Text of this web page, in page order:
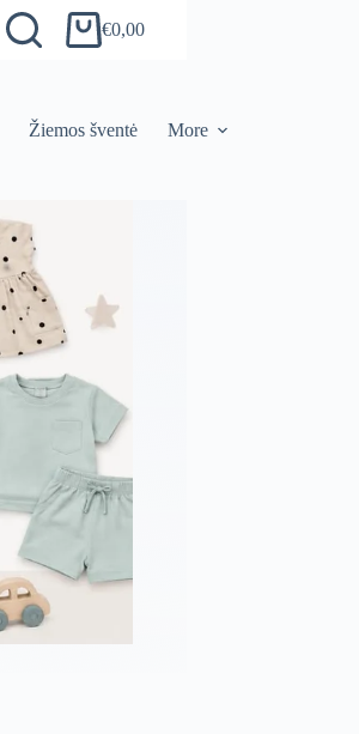
Shopping
€0,00
Žiemos šventė More